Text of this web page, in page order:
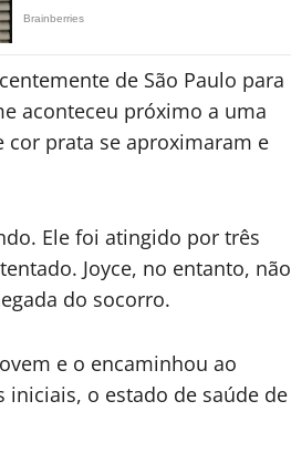
de São Paulo para
aconteceu próximo a uma
cor prata se aproximaram e
Ele foi atingido por três
Joyce, no entanto, não
do socorro.
e o encaminhou ao
iniciais, o estado de saúde de